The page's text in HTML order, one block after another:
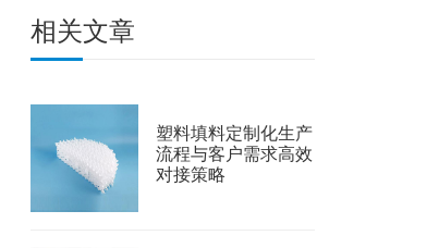
相关文章
塑料填料定制化生产
流程与客户需求高效
对接策略